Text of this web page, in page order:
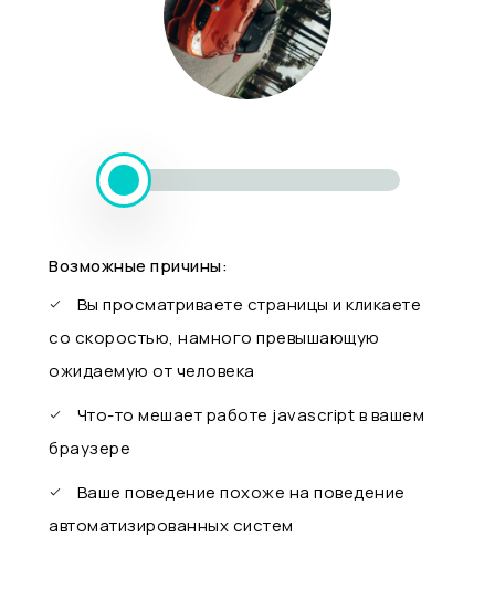
Возможные причины:
Вы просматриваете страницы и кликаете
со скоростью, намного превышающую
ожидаемую от человека
Что-то мешает работе javascript в вашем
браузере
Ваше поведение похоже на поведение
автоматизированных систем